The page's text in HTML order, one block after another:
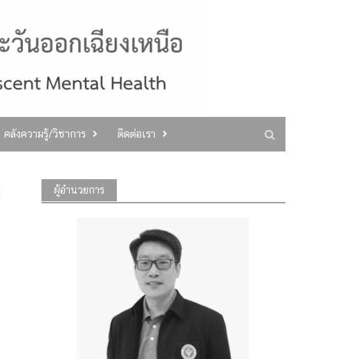
คลังความรู้/วิชาการ ติดต่อเรา
ผู้อำนวยการ